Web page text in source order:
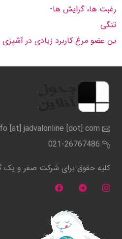
رغبت ها، گرایش ها-
تنگی
ین عضو مرغ كاربرد زیادی در
[at] jadvalonline [dot] com
021-26767486
کلیه حقوق برای شرکت صفر و یک